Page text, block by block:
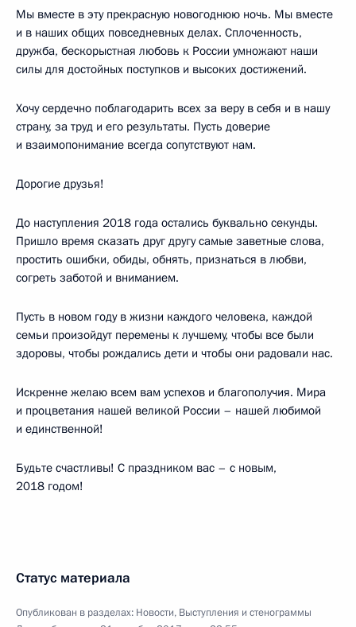
Мы вместе в эту прекрасную новогоднюю ночь. Мы вместе
и в наших общих повседневных делах. Сплоченность,
дружба, бескорыстная любовь к России умножают наши
силы для достойных поступков и высоких достижений.
Хочу сердечно поблагодарить всех за веру в себя и в нашу
страну, за труд и его результаты. Пусть доверие
и взаимопонимание всегда сопутствуют нам.
Дорогие друзья!
До наступления 2018 года остались буквально секунды.
Пришло время сказать друг другу самые заветные слова,
простить ошибки, обиды, обнять, признаться в любви,
согреть заботой и вниманием.
Пусть в новом году в жизни каждого человека, каждой
семьи произойдут перемены к лучшему, чтобы все были
здоровы, чтобы рождались дети и чтобы они радовали нас.
Искренне желаю всем вам успехов и благополучия. Мира
и процветания нашей великой России – нашей любимой
и единственной!
Будьте счастливы! С праздником вас – с новым,
2018 годом!
Статус материала
Опубликован в разделах: Новости, Выступления и стенограммы